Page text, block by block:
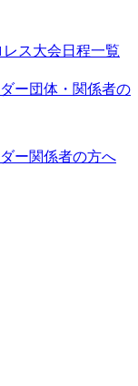
ス大会日程一覧
ー団体・関係者の
ー関係者の方へ